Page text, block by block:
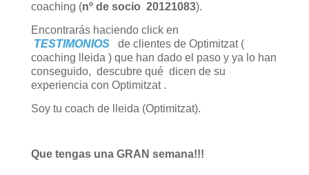
coaching (nº de socio 20121083).
Encontrarás haciendo click en
TESTIMONIOS
de clientes de Optimitzat (
coaching lleida ) que han dado el paso y ya lo han
conseguido, descubre qué dicen de su
experiencia con Optimitzat .
Soy tu coach de lleida (Optimitzat).
Que tengas una GRAN semana!!!